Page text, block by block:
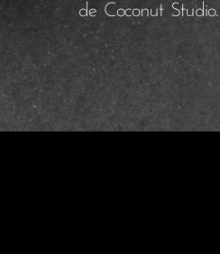
de Coconut Studio.